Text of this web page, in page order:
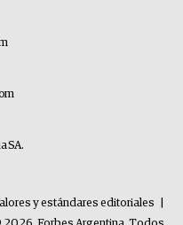
SA.
y estándares editoriales